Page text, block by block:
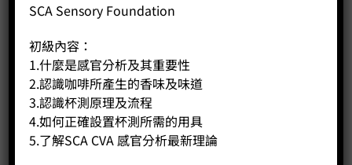
Assured)
-
BUY NOW
SCA Sensory Foundation
初級內容：
1.什麼是感官分析及其重要性
2.認識咖啡所產生的香味及味道
3.認識杯測原理及流程
4.如何正確設置杯測所需的用具
5.了解SCA CVA 感官分析最新理論